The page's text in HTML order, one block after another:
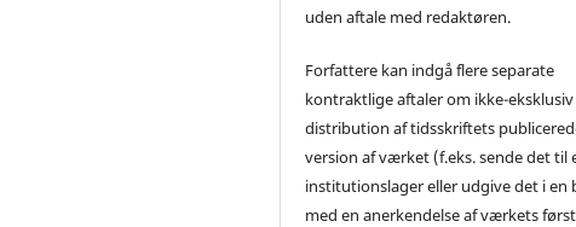
uden aftale med redaktøren.
Forfattere kan indgå flere separate
kontraktlige aftaler om ikke-eksklusiv
distribution af tidsskriftets
version af værket (f.eks. sende det til
institutionslager eller udgive det i en
med en anerkendelse af værkets